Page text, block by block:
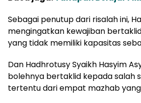
Sebagai penutup dari risalah ini,
mengingatkan kewajiban
yang tidak memiliki kapasitas
Dan Hadhrotusy Syaikh Hasyim
bolehnya bertaklid kepada salah
tertentu dari empat mazhab